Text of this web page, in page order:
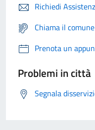
Richiedi
Chiama il
Prenota un
Problemi in città
Segnala